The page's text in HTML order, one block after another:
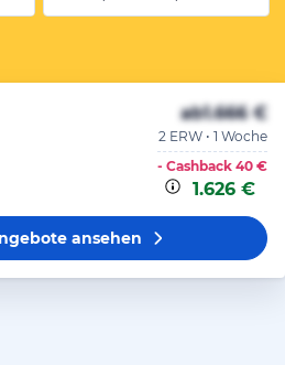
ab1.666 €
2 ERW • 1 Woche
- Cashback 40 €
1.626 €
ansehen